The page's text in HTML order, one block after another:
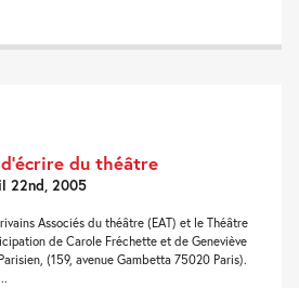
du théâtre
22nd, 2005
Associés du théâtre (EAT) et le Théâtre
de Carole Fréchette et de Geneviève
(159, avenue Gambetta 75020 Paris).